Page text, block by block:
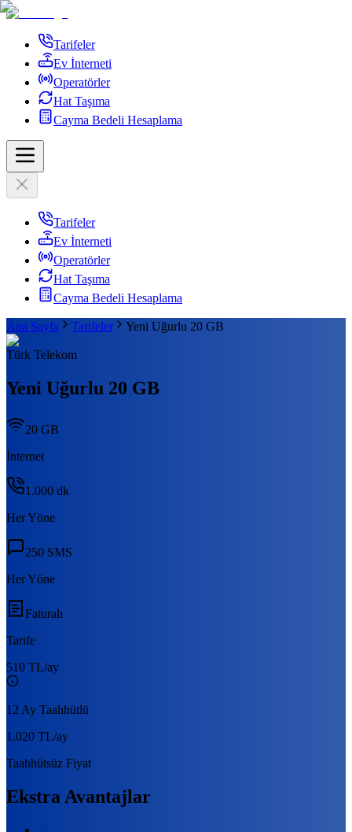
Tarifeler
Ev İnterneti
Operatörler
Hat Taşıma
Cayma Bedeli Hesaplama
Tarifeler
Ev İnterneti
Operatörler
Hat Taşıma
Cayma Bedeli Hesaplama
Ana Sayfa Tarifeler Yeni Uğurlu 20 GB
Türk Telekom
Yeni Uğurlu 20 GB
20 GB
İnternet
1.000 dk
Her Yöne
250 SMS
Her Yöne
Faturalı
Tarife
510 TL/ay
12 Ay Taahhütlü
1.020 TL/ay
Taahhütsüz Fiyat
Ekstra Avantajlar